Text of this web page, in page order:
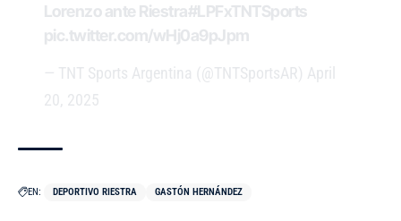
Lorenzo ante Riestra#LPFxTNTSports
pic.twitter.com/wHj0a9pJpm
— TNT Sports Argentina (@TNTSportsAR) April
20, 2025
EN: DEPORTIVO RIESTRA GASTÓN HERNÁNDEZ